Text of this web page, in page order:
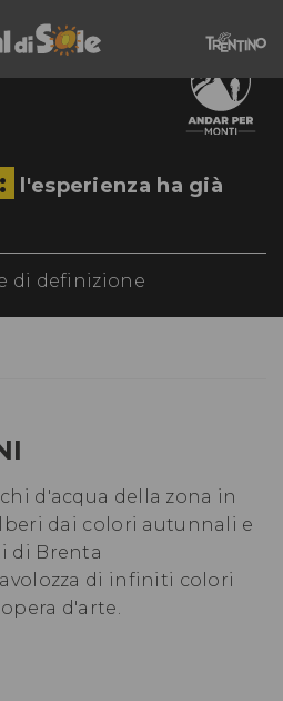
l'esperienza ha già
di definizione
d'acqua della zona in
dai colori autunnali e
di Brenta
di infiniti colori
d'arte.